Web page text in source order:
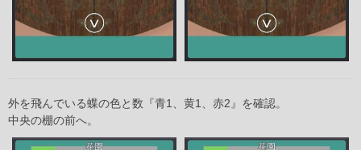
外を飛んでいる蝶の色と数『青1、黄1、赤2』を確認。
中央の棚の前へ。